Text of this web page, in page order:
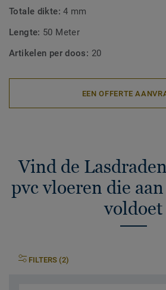
Totale dikte:4 mm
Lengte: 50 Meter
Artikelen per doos: 20
EEN OFFERTE
Vind de
pvc vloeren die
voldoet
FILTERS (2)